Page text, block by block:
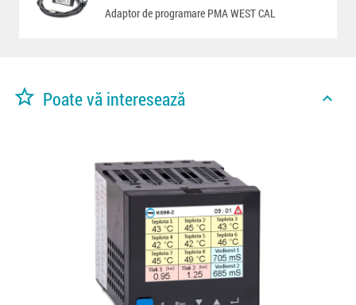
Adaptor de programare PMA WEST CAL
star_border Poate vă interesează expand_less